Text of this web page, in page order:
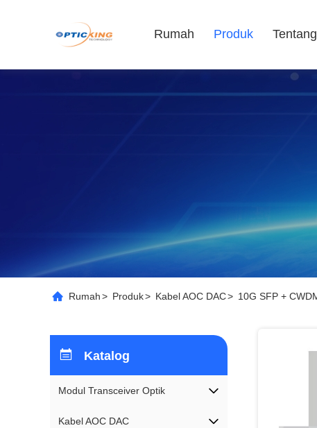
Rumah Produk
Rumah> Produk> Kabel AOC DAC> 10G SFP +
Katalog
Modul Transceiver Optik
Kabel AOC DAC